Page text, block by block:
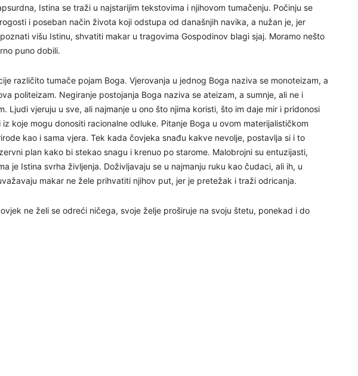
Istina se traži u najstarijim tekstovima i njihovom tumačenju. Počinju se
i poseban način života koji odstupa od današnjih navika, a nužan je, jer
višu Istinu, shvatiti makar u tragovima Gospodinov blagi sjaj. Moramo nešto
puno dobili.
različito tumače pojam Boga. Vjerovanja u jednog Boga naziva se monoteizam, a
politeizam. Negiranje postojanja Boga naziva se ateizam, a sumnje, ali ne i
Ljudi vjeruju u sve, ali najmanje u ono što njima koristi, što im daje mir i pridonosi
koje mogu donositi racionalne odluke. Pitanje Boga u ovom materijalističkom
kao i sama vjera. Tek kada čovjeka snađu kakve nevolje, postavlja si i to
plan kako bi stekao snagu i krenuo po starome. Malobrojni su entuzijasti,
je Istina svrha življenja. Doživljavaju se u najmanju ruku kao čudaci, ali ih, u
makar ne žele prihvatiti njihov put, jer je pretežak i traži odricanja.
ne želi se odreći ničega, svoje želje proširuje na svoju štetu, ponekad i do